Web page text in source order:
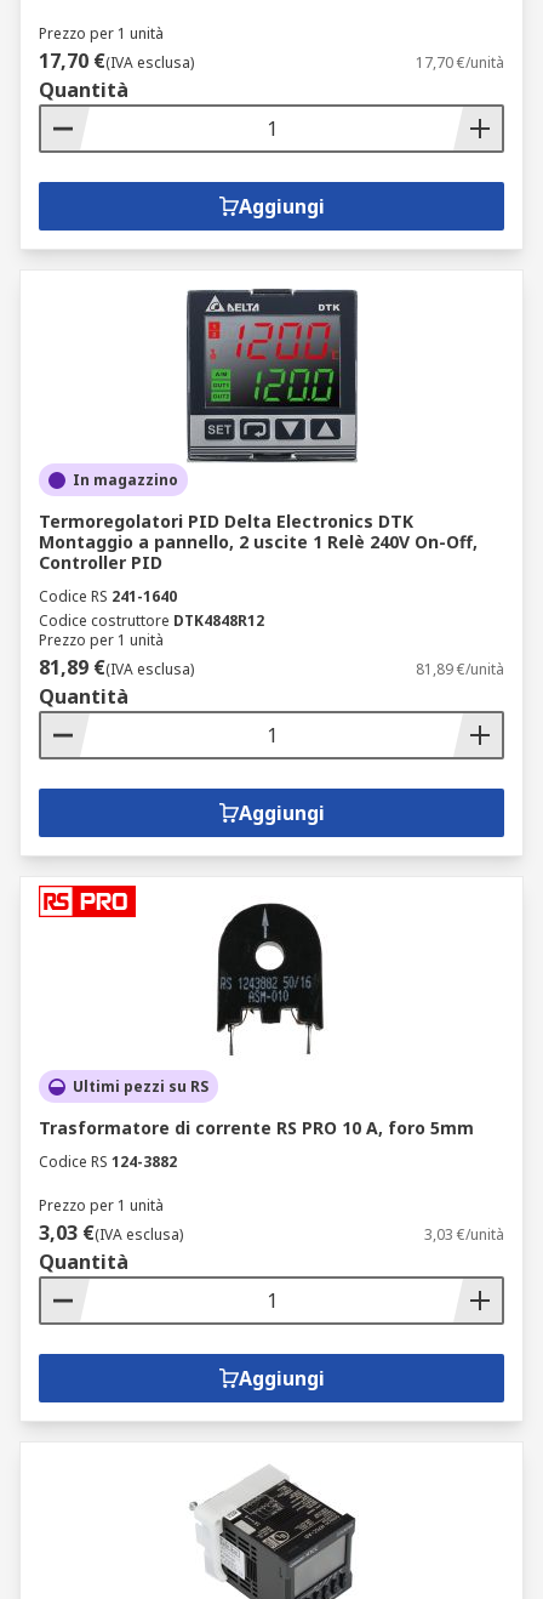
Prezzo per 1 unità
17,70 €(IVA esclusa) 17,70 €/unità
Quantità
Aggiungi
In magazzino
Termoregolatori PID Delta Electronics DTK
Montaggio a pannello, 2 uscite 1 Relè 240V On-Off,
Controller PID
Codice RS 241-1640
Codice costruttore DTK4848R12
Prezzo per 1 unità
81,89 €(IVA esclusa) 81,89 €/unità
Quantità
Aggiungi
Ultimi pezzi su RS
Trasformatore di corrente RS PRO 10 A, foro 5mm
Codice RS 124-3882
Prezzo per 1 unità
3,03 €(IVA esclusa) 3,03 €/unità
Quantità
Aggiungi